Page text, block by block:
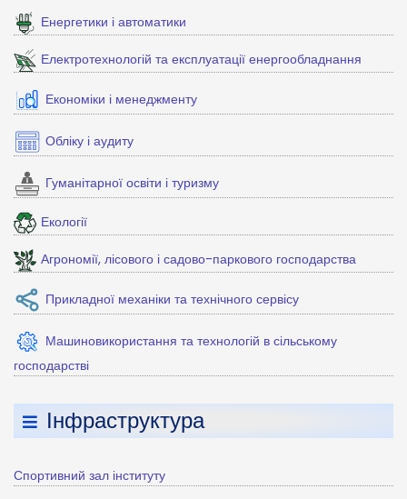
Енергетики і автоматики
Електротехнологій та експлуатації енергообладнання
Економіки і менеджменту
Обліку і аудиту
Гуманітарної освіти і туризму
Екології
Агрономії, лісового і садово-паркового господарства
Прикладної механіки та технічного сервісу
Машиновикористання та технологій в сільському
господарстві
Інфраструктура
Спортивний зал інституту